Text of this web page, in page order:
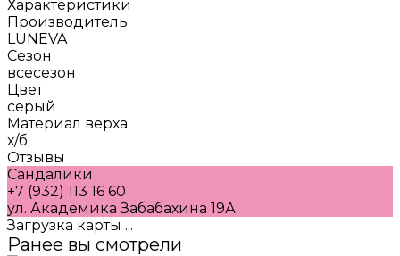
Характеристики
Производитель
LUNEVA
Сезон
всесезон
Цвет
серый
Материал верха
х/б
Отзывы
Сандалики
+7 (932) 113 16 60
ул. Академика Забабахина 19А
Загрузка карты ...
Ранее вы смотрели